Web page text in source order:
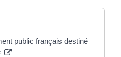
public français destiné